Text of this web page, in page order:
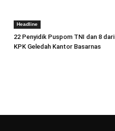
Headline
22 Penyidik Puspom TNI dan 8 dari
KPK Geledah Kantor Basarnas